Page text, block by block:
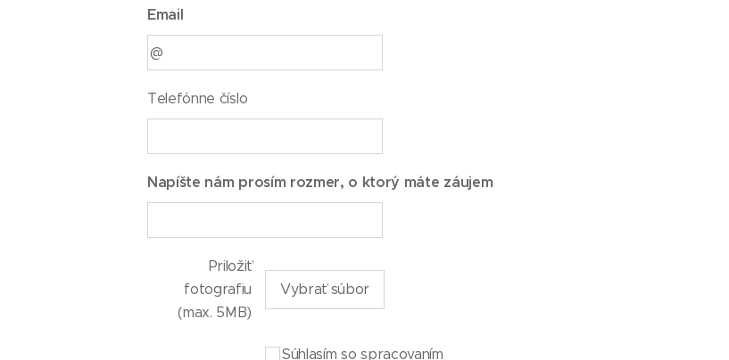
Email
Telefónne číslo
Napíšte nám prosím rozmer, o ktorý máte záujem
Priložiť
fotografiu
(max. 5MB)
Vybrať súbor
Súhlasím so spracovaním